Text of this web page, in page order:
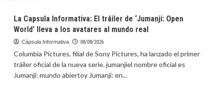
La Capsula Informativa: El tráiler de ‘Jumanji: Open
World’ lleva a los avatares al mundo real
Cápsula Informativa 08/08/2026
Columbia Pictures, filial de Sony Pictures, ha lanzado el primer
tráiler oficial de la nueva serie. jumanjiel nombre oficial es
Jumanji: mundo abiertoy Jumanji: en...